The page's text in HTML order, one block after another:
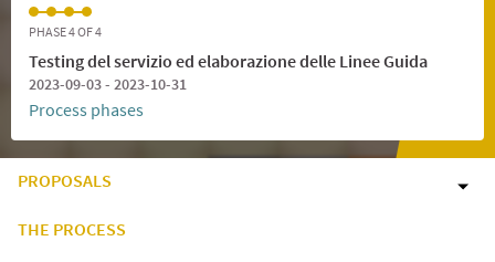
PHASE 4 OF 4
Testing del servizio ed elaborazione delle Linee Guida
2023-09-03 - 2023-10-31
Process phases
PROPOSALS
THE PROCESS